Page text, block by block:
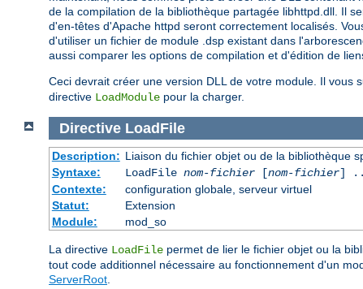
de la compilation de la bibliothèque partagée libhttpd.dll. Il
d'en-têtes d'Apache httpd seront correctement localisés.
d'utiliser un fichier de module .dsp existant dans
aussi comparer les options de compilation et d'édition de
Ceci devrait créer une version DLL de votre module. Il vous
directive LoadModule pour la charger.
Directive LoadFile
Description: Liaison du fichier objet ou de la bibliothèque
Syntaxe:
LoadFile nom-fichier[nom-fichier]
Contexte:
configuration globale, serveur virtuel
Statut:
Extension
Module:
mod_so
La directive LoadFile permet de lier le fichier objet ou la
tout code additionnel nécessaire au fonctionnement d'un
ServerRoot.